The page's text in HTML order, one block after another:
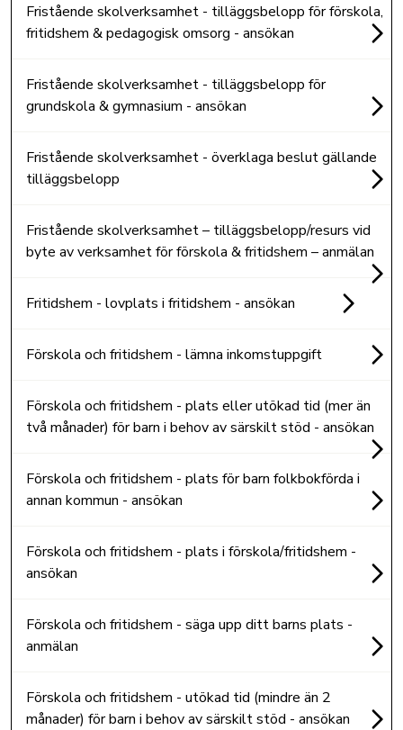
Fristående skolverksamhet - tilläggsbelopp för förskola,
fritidshem & pedagogisk omsorg - ansökan
Fristående skolverksamhet - tilläggsbelopp för
grundskola & gymnasium - ansökan
Fristående skolverksamhet - överklaga beslut gällande
tilläggsbelopp
Fristående skolverksamhet – tilläggsbelopp/resurs vid
byte av verksamhet för förskola & fritidshem – anmälan
Fritidshem - lovplats i fritidshem - ansökan
Förskola och fritidshem - lämna inkomstuppgift
Förskola och fritidshem - plats eller utökad tid (mer än
två månader) för barn i behov av särskilt stöd - ansökan
Förskola och fritidshem - plats för barn folkbokförda i
annan kommun - ansökan
Förskola och fritidshem - plats i förskola/fritidshem -
ansökan
Förskola och fritidshem - säga upp ditt barns plats -
anmälan
Förskola och fritidshem - utökad tid (mindre än 2
månader) för barn i behov av särskilt stöd - ansökan